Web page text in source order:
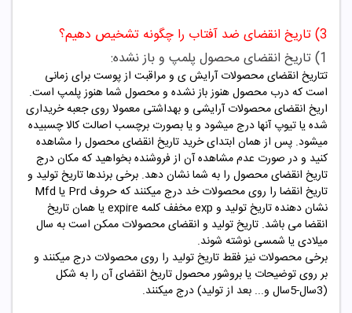
3) تاریخ انقضای ضد آفتاب را چگونه تشخیص دهیم؟
1) تاریخ انقضای محصول پلمپ و باز نشده:
تتاریخ انقضای محصولات آرایش ی و مراقبت از پوست برای زمانی
است که درب محصول هنوز باز نشده و محصول شما هنوز پلمپ است.
اریخ انقضای محصولات آرایشی و بهداشتی معمولا روی جعبه خریداری
شده یا تیوپ آنها درج میشود و یا بصورت برچسب اصالت کالا چسبیده
میشود. پس از همان ابتدای خرید تاریخ انقضای محصول را مشاهده
کنید و در صورت عدم مشاهده آن از فروشنده بخواهید که مکان درج
تاریخ انقضای محصول را به شما نشان دهد. برخی برندها تاریخ تولید و
تاریخ انقضا را روی محصولات خد درج میکنند که حروف Prd یا Mfd
نشان دهنده تاریخ تولید و exp مخفف کلمه expire یا همان تاریخ
انقضا می باشد. تاریخ تولید و انقضای محصولات ممکن است به سال
میلادی یا شمسی نوشته شوند.
برخی محصولات نیز فقط تاریخ تولید را روی محصولات درج میکنند و
بر روی توضیحات یا بروشور محصول تاریخ انقضای آن را به شکل
(3سال-5سال و... بعد از تولید) درج میکنند.